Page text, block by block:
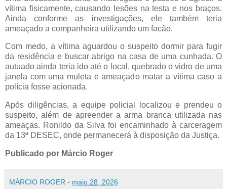
vítima fisicamente, causando lesões na testa e nos braços.
Ainda conforme as investigações, ele também teria
ameaçado a companheira utilizando um facão.
Com medo, a vítima aguardou o suspeito dormir para fugir
da residência e buscar abrigo na casa de uma cunhada. O
autuado ainda teria ido até o local, quebrado o vidro de uma
janela com uma muleta e ameaçado matar a vítima caso a
polícia fosse acionada.
Após diligências, a equipe policial localizou e prendeu o
suspeito, além de apreender a arma branca utilizada nas
ameaças. Ronildo da Silva foi encaminhado à carceragem
da 13ª DESEC, onde permanecerá à disposição da Justiça.
Publicado por Márcio Roger
MÁRCIO ROGER - maio 28, 2026